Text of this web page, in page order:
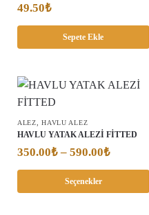
49.50₺
Sepete Ekle
ALEZ ,HAVLU ALEZ
HAVLU YATAK ALEZİ FİTTED
350.00₺ – 590.00₺
Seçenekler